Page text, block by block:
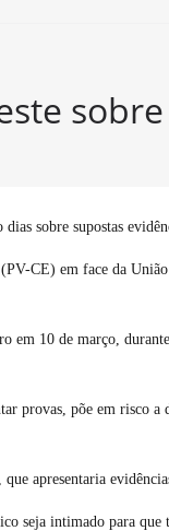
sobre supostas
CE) em face da
10 de março,
provas, põe em
apresentaria
seja intimado para